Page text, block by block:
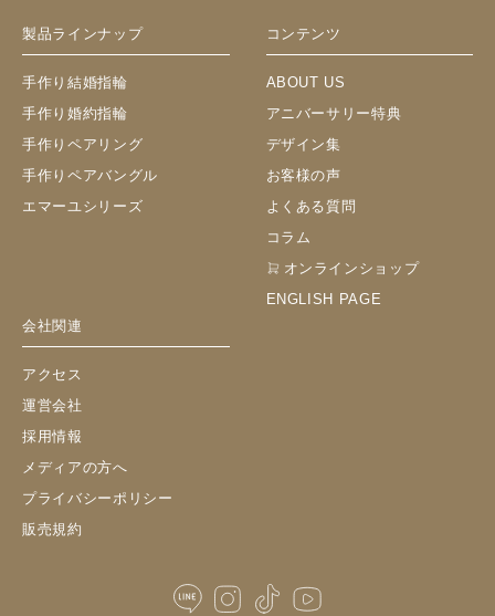
製品ラインナップ
手作り結婚指輪
手作り婚約指輪
手作りペアリング
手作りペアバングル
エマーユシリーズ
コンテンツ
ABOUT US
アニバーサリー特典
デザイン集
お客様の声
よくある質問
コラム
オンラインショップ
ENGLISH PAGE
会社関連
アクセス
運営会社
採用情報
メディアの方へ
プライバシーポリシー
販売規約